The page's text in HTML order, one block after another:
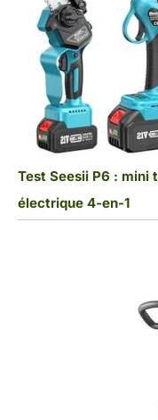
Test Seesii P6 : mini
électrique 4-en-1